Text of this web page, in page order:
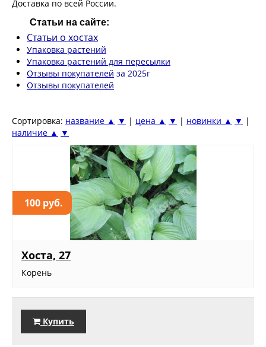
Доставка по всей России.
Статьи на сайте:
Статьи о хостах
Упаковка растений
Упаковка растений для пересылки
Отзывы покупателей за 2025г
Отзывы покупателей
Сортировка: название ▲ ▼ | цена ▲ ▼ | новинки ▲ ▼ |
наличие ▲ ▼
100 руб.
Хоста, 27
Корень
Купить